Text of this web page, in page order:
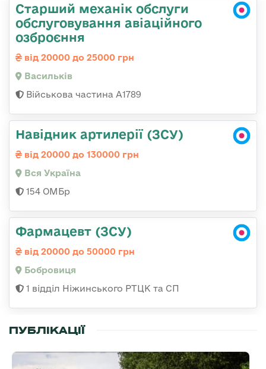
Старший механік обслуги
обслуговування авіаційного
озброєння
від 20000 до 25000 грн
Васильків
Військова частина А1789
Навідник артилерії (ЗСУ)
від 20000 до 130000 грн
Вся Україна
154 ОМБр
Фармацевт (ЗСУ)
від 20000 до 50000 грн
Бобровиця
1 відділ Ніжинського РТЦК та СП
ПУБЛІКАЦІЇ